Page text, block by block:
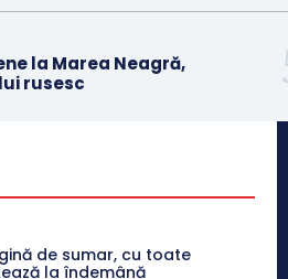
la Marea Neagră,
rusesc
de sumar, cu toate
la îndemână